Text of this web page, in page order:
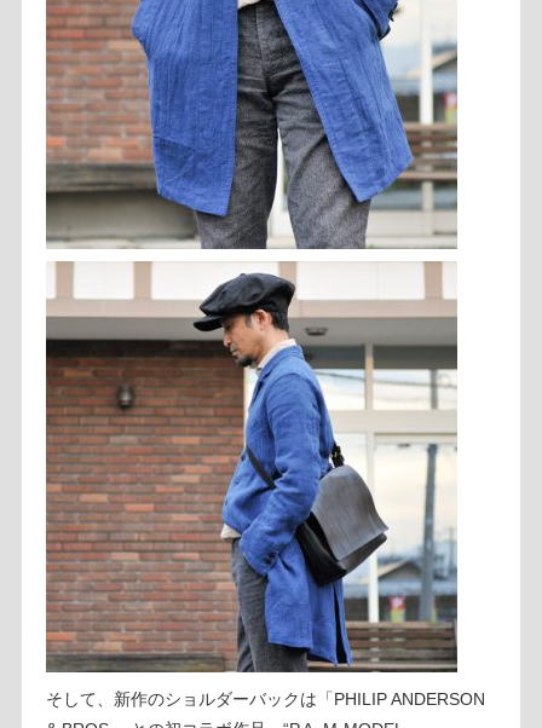
そして、新作のショルダーバックは「PHILIP ANDERSON